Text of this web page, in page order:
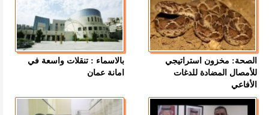
الصحة: مخزون استراتيجي
للأمصال المضادة للدغات
الأفاعي
بالاسماء : تنقلات واسعة في
امانة عمان